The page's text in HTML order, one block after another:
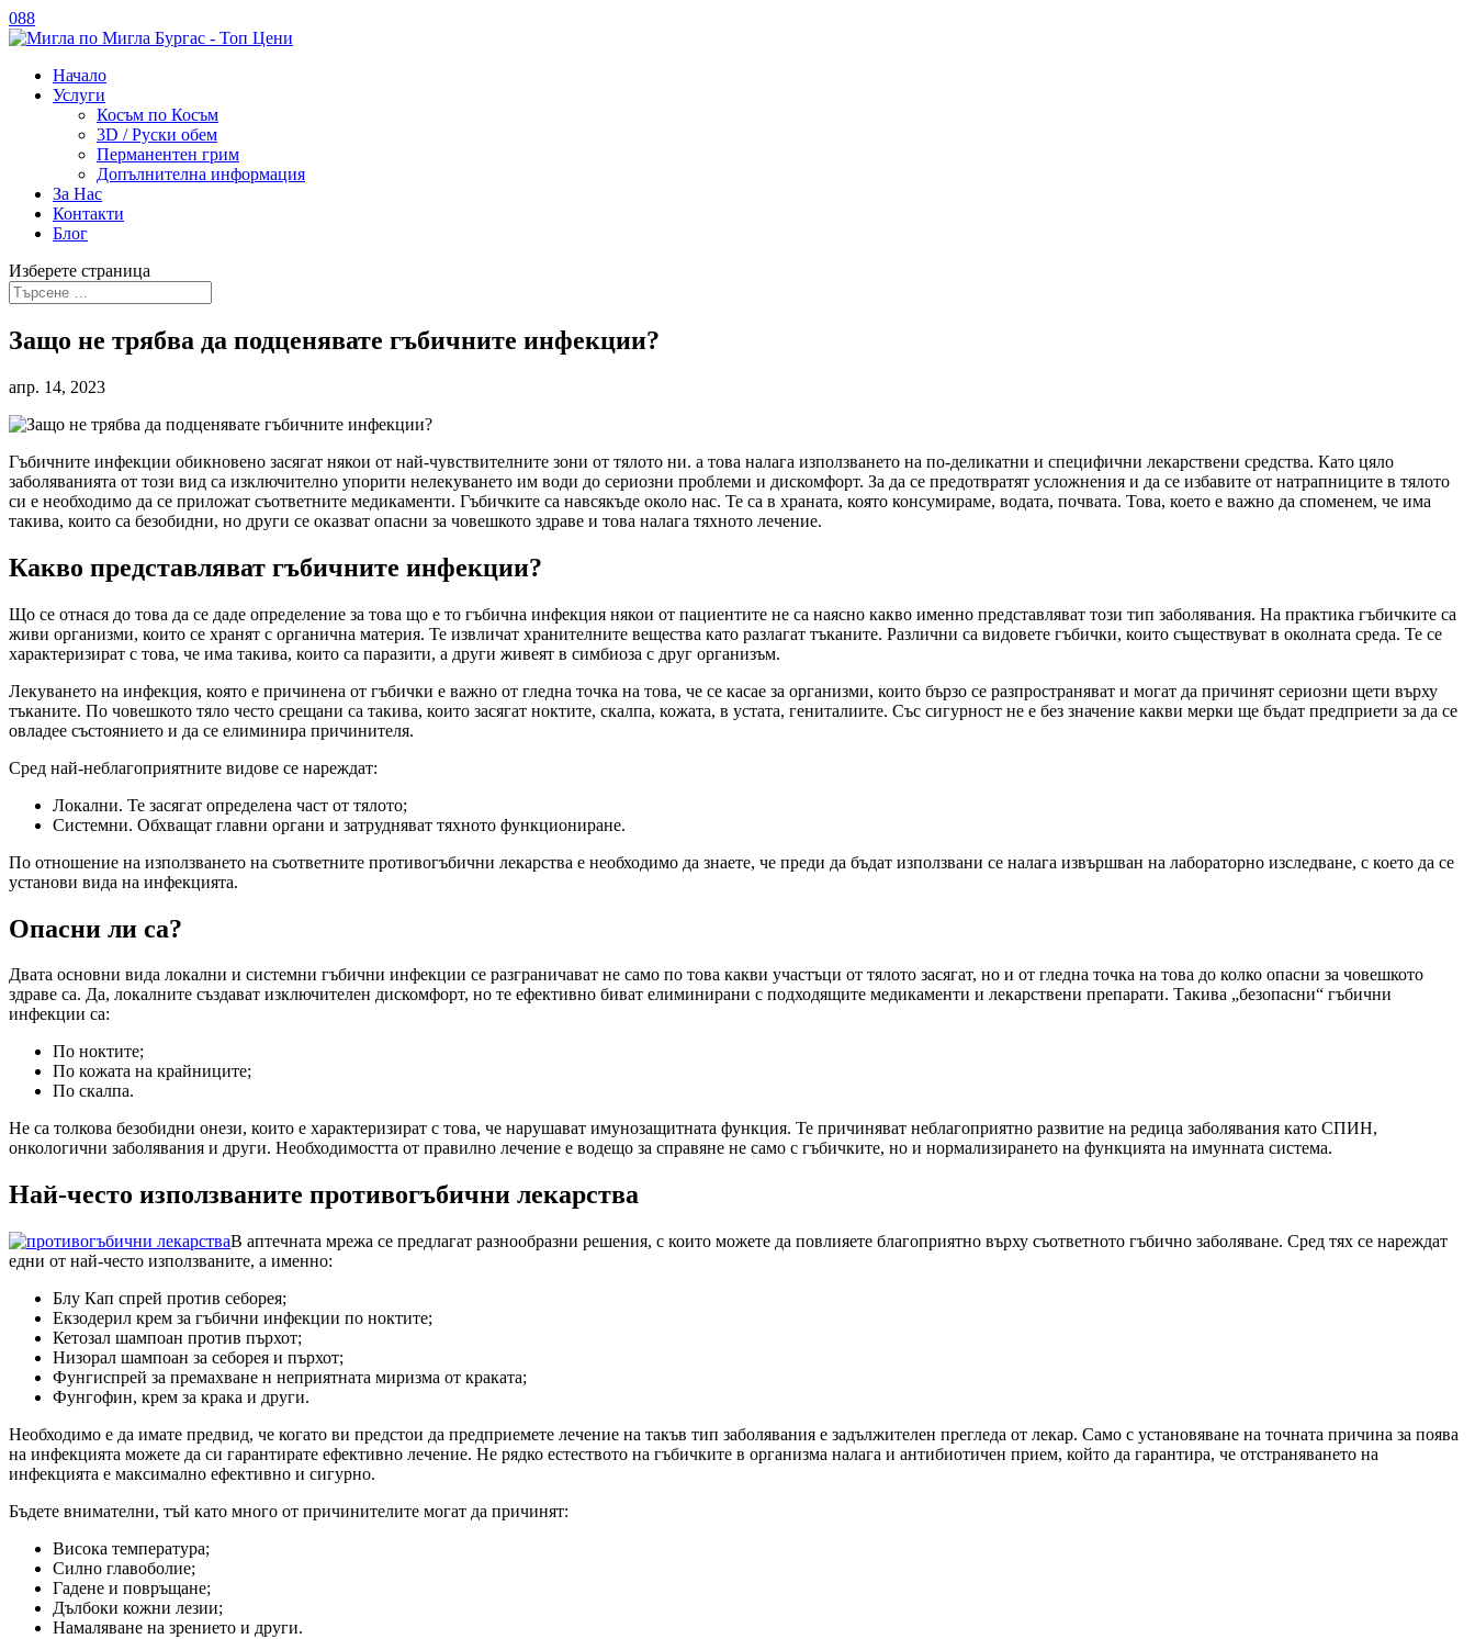
088
Начало
Услуги
Косъм по Косъм
3D / Руски обем
Перманентен грим
Допълнителна информация
За Нас
Контакти
Блог
Изберете страница
Защо не трябва да подценявате гъбичните инфекции?
апр. 14, 2023
Гъбичните инфекции обикновено засягат някои от най-чувствителните зони от тялото ни. а това налага използването на по-деликатни и специфични лекарствени средства. Като цяло
заболяванията от този вид са изключително упорити нелекуването им води до сериозни проблеми и дискомфорт. За да се предотвратят усложнения и да се избавите от натрапниците в тялото
си е необходимо да се приложат съответните медикаменти. Гъбичките са навсякъде около нас. Те са в храната, която консумираме, водата, почвата. Това, което е важно да споменем, че има
такива, които са безобидни, но други се оказват опасни за човешкото здраве и това налага тяхното лечение.
Какво представляват гъбичните инфекции?
Що се отнася до това да се даде определение за това що е то гъбична инфекция някои от пациентите не са наясно какво именно представляват този тип заболявания. На практика гъбичките са
живи организми, които се хранят с органична материя. Те извличат хранителните вещества като разлагат тъканите. Различни са видовете гъбички, които съществуват в околната среда. Те се
характеризират с това, че има такива, които са паразити, а други живеят в симбиоза с друг организъм.
Лекуването на инфекция, която е причинена от гъбички е важно от гледна точка на това, че се касае за организми, които бързо се разпространяват и могат да причинят сериозни щети върху
тъканите. По човешкото тяло често срещани са такива, които засягат ноктите, скалпа, кожата, в устата, гениталиите. Със сигурност не е без значение какви мерки ще бъдат предприети за да се
овладее състоянието и да се елиминира причинителя.
Сред най-неблагоприятните видове се нареждат:
Локални. Те засягат определена част от тялото;
Системни. Обхващат главни органи и затрудняват тяхното функциониране.
По отношение на използването на съответните противогъбични лекарства е необходимо да знаете, че преди да бъдат използвани се налага извършван на лабораторно изследване, с което да се
установи вида на инфекцията.
Опасни ли са?
Двата основни вида локални и системни гъбични инфекции се разграничават не само по това какви участъци от тялото засягат, но и от гледна точка на това до колко опасни за човешкото
здраве са. Да, локалните създават изключителен дискомфорт, но те ефективно биват елиминирани с подходящите медикаменти и лекарствени препарати. Такива „безопасни“ гъбични
инфекции са:
По ноктите;
По кожата на крайниците;
По скалпа.
Не са толкова безобидни онези, които е характеризират с това, че нарушават имунозащитната функция. Те причиняват неблагоприятно развитие на редица заболявания като СПИН,
онкологични заболявания и други. Необходимостта от правилно лечение е водещо за справяне не само с гъбичките, но и нормализирането на функцията на имунната система.
Най-често използваните противогъбични лекарства
В аптечната мрежа се предлагат разнообразни решения, с които можете да повлияете благоприятно върху съответното гъбично заболяване. Сред тях се нареждат
едни от най-често използваните, а именно:
Блу Кап спрей против себорея;
Екзодерил крем за гъбични инфекции по ноктите;
Кетозал шампоан против пърхот;
Низорал шампоан за себорея и пърхот;
Фунгиспрей за премахване н неприятната миризма от краката;
Фунгофин, крем за крака и други.
Необходимо е да имате предвид, че когато ви предстои да предприемете лечение на такъв тип заболявания е задължителен прегледа от лекар. Само с установяване на точната причина за поява
на инфекцията можете да си гарантирате ефективно лечение. Не рядко естеството на гъбичките в организма налага и антибиотичен прием, който да гарантира, че отстраняването на
инфекцията е максимално ефективно и сигурно.
Бъдете внимателни, тъй като много от причинителите могат да причинят:
Висока температура;
Силно главоболие;
Гадене и повръщане;
Дълбоки кожни лезии;
Намаляване на зрението и други.